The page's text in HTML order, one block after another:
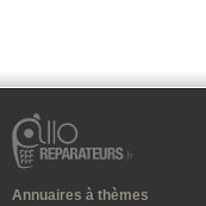
Annuaires à thèmes